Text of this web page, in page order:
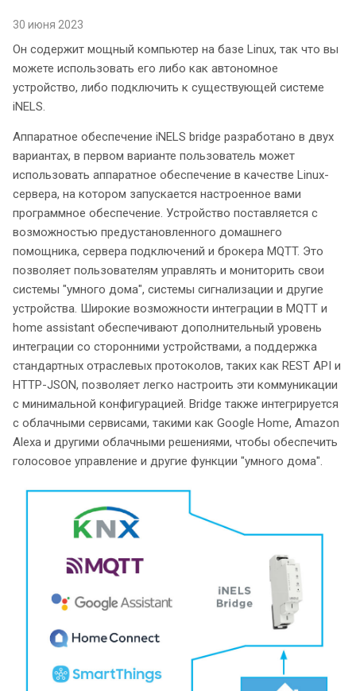
30 июня 2023
Он содержит мощный компьютер на базе Linux, так что вы
можете использовать его либо как автономное
устройство, либо подключить к существующей системе
iNELS.
Аппаратное обеспечение iNELS bridge разработано в двух
вариантах, в первом варианте пользователь может
использовать аппаратное обеспечение в качестве Linux-
сервера, на котором запускается настроенное вами
программное обеспечение. Устройство поставляется с
возможностью предустановленного домашнего
помощника, сервера подключений и брокера MQTT. Это
позволяет пользователям управлять и мониторить свои
системы "умного дома", системы сигнализации и другие
устройства. Широкие возможности интеграции в MQTT и
home assistant обеспечивают дополнительный уровень
интеграции со сторонними устройствами, а поддержка
стандартных отраслевых протоколов, таких как REST API и
HTTP-JSON, позволяет легко настроить эти коммуникации
с минимальной конфигурацией. Bridge также интегрируется
с облачными сервисами, такими как Google Home, Amazon
Alexa и другими облачными решениями, чтобы обеспечить
голосовое управление и другие функции "умного дома".